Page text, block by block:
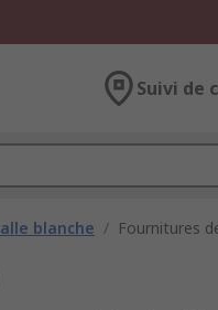
Suivi de
blanche / Fournitures